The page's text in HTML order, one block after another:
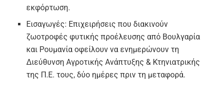
εκφόρτωση.
Εισαγωγές: Επιχειρήσεις που διακινούν
ζωοτροφές φυτικής προέλευσης από Βουλγαρία
και Ρουμανία οφείλουν να ενημερώνουν τη
Διεύθυνση Αγροτικής Ανάπτυξης & Κτηνιατρικής
της Π.Ε. τους, δύο ημέρες πριν τη μεταφορά.